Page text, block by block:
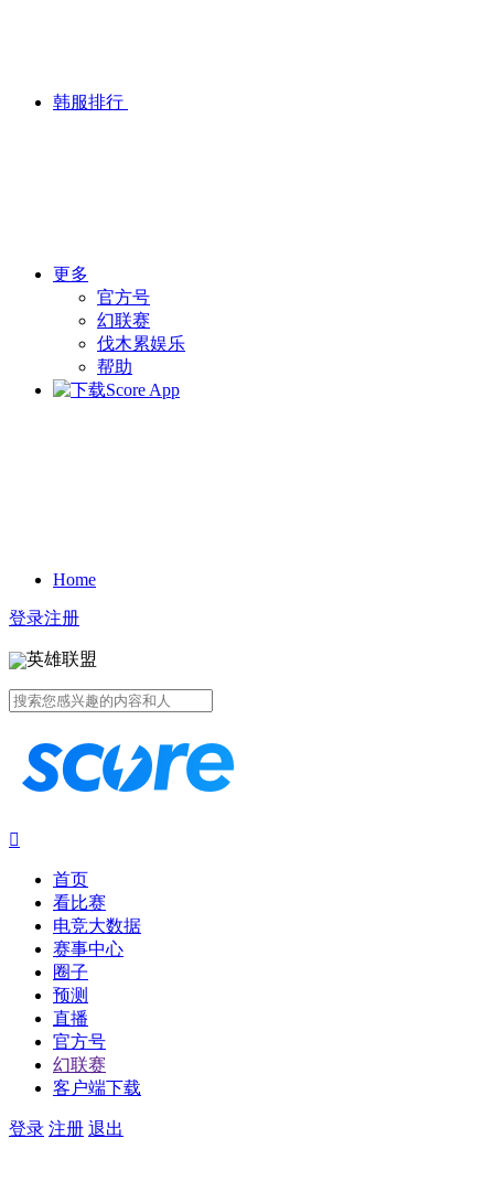
韩服排行
更多
官方号
幻联赛
伐木累娱乐
帮助
Home
登录注册
英雄联盟

首页
看比赛
电竞大数据
赛事中心
圈子
预测
直播
官方号
幻联赛
客户端下载
登录 注册 退出